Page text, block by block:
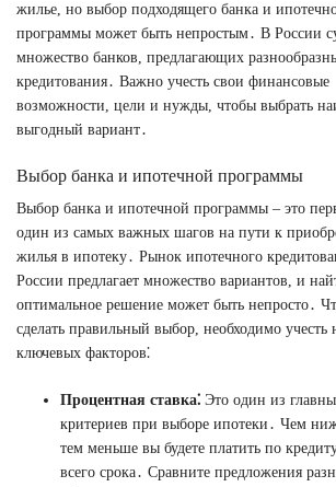
жилье, но выбор подходящего банка и
программы может быть непростым․ В России
множество банков, предлагающих
кредитования․ Важно учесть свои финансовые
возможности, цели и нужды, чтобы выбрать
выгодный вариант․
Выбор банка и ипотечной программы
Выбор банка и ипотечной программы – это
один из самых важных шагов на пути к
жилья в ипотеку․ Рынок ипотечного
России предлагает множество вариантов, и
оптимальное решение может быть непросто․
сделать правильный выбор, необходимо учесть
ключевых факторов⁚
Процентная ставка⁚ Это один из
критериев при выборе ипотеки․ Чем
тем меньше вы будете платить по
всего срока․ Сравните предложения